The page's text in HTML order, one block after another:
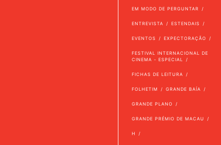
EM MODO DE PERGUNTAR
ENTREVISTA ESTENDAIS
EVENTOS EXPECTORAÇÃO
FESTIVAL INTERNACIONAL DE
CINEMA - ESPECIAL
FICHAS DE LEITURA
FOLHETIM GRANDE BAÍA
GRANDE PLANO
GRANDE PRÉMIO DE MACAU
H